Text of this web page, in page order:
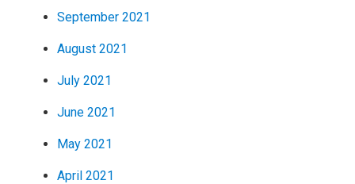
September 2021
August 2021
July 2021
June 2021
May 2021
April 2021